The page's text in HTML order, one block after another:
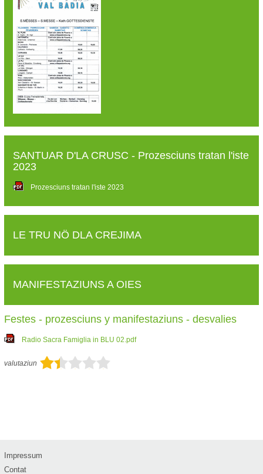
SANTUAR D'LA CRUSC - Prozesciuns tratan l'iste
2023
Prozesciuns tratan l'iste 2023
LE TRU NÖ DLA CREJIMA
MANIFESTAZIUNS A OIES
Festes - prozesciuns y manifestaziuns - desvalies
Radio Sacra Famiglia in BLU 02.pdf
valutaziun
Impressum
Contat